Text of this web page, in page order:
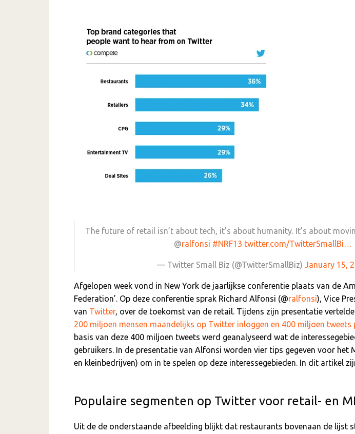
The future of retail isn’t about tech, it’s about humanity. It’s about
@ralfonsi #NRF13 twitter.com/TwitterSmallBi…
— Twitter Small Biz (@TwitterSmallBiz) January 15,
Afgelopen week vond in New York de jaarlijkse conferentie plaats van de
Federation’. Op deze conferentie sprak Richard Alfonsi (@ralfonsi), Vice
van Twitter, over de toekomst van de retail. Tijdens zijn presentatie
200 miljoen mensen maandelijks op Twitter inloggen en 400 miljoen tweets
basis van deze 400 miljoen tweets werd geanalyseerd wat de
gebruikers. In de presentatie van Alfonsi worden vier tips gegeven voor het
en kleinbedrijven) om in te spelen op deze interessegebieden. In dit artikel
Populaire segmenten op Twitter voor retail- en
Uit de de onderstaande afbeelding blijkt dat restaurants bovenaan de lijst